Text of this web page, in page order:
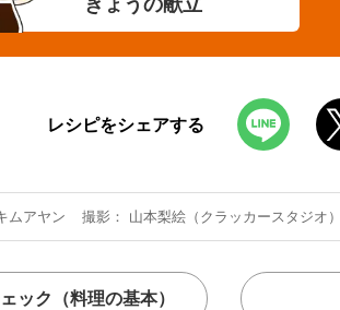
レシピをシェアする
ムアヤン 撮影 山本梨絵（クラッカースタジオ）
ック （料理の基本）